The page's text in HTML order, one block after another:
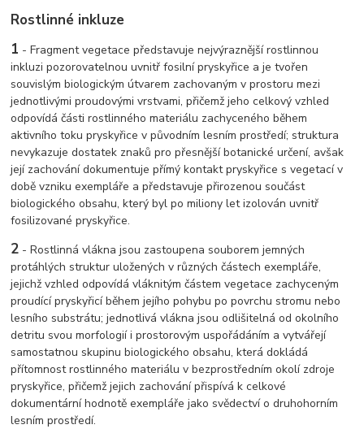
Rostlinné inkluze
1 - Fragment vegetace představuje nejvýraznější rostlinnou
inkluzi pozorovatelnou uvnitř fosilní pryskyřice a je tvořen
souvislým biologickým útvarem zachovaným v prostoru mezi
jednotlivými proudovými vrstvami, přičemž jeho celkový vzhled
odpovídá části rostlinného materiálu zachyceného během
aktivního toku pryskyřice v původním lesním prostředí; struktura
nevykazuje dostatek znaků pro přesnější botanické určení, avšak
její zachování dokumentuje přímý kontakt pryskyřice s vegetací v
době vzniku exempláře a představuje přirozenou součást
biologického obsahu, který byl po miliony let izolován uvnitř
fosilizované pryskyřice.
2 - Rostlinná vlákna jsou zastoupena souborem jemných
protáhlých struktur uložených v různých částech exempláře,
jejichž vzhled odpovídá vláknitým částem vegetace zachyceným
proudící pryskyřicí během jejího pohybu po povrchu stromu nebo
lesního substrátu; jednotlivá vlákna jsou odlišitelná od okolního
detritu svou morfologií i prostorovým uspořádáním a vytvářejí
samostatnou skupinu biologického obsahu, která dokládá
přítomnost rostlinného materiálu v bezprostředním okolí zdroje
pryskyřice, přičemž jejich zachování přispívá k celkové
dokumentární hodnotě exempláře jako svědectví o druhohorním
lesním prostředí.